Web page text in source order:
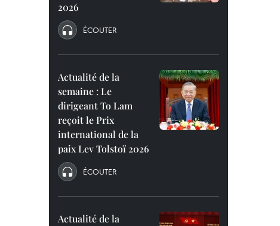
2026
ÉCOUTER
Actualité de la
semaine : Le
dirigeant To Lam
reçoit le Prix
international de la
paix Lev Tolstoï 2026
ÉCOUTER
Actualité de la